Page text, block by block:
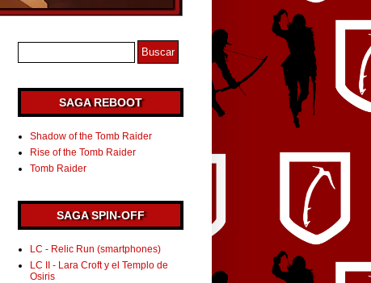
SAGA REBOOT
Shadow of the Tomb Raider
Rise of the Tomb Raider
Tomb Raider
SAGA SPIN-OFF
LC - Relic Run (smartphones)
LC II - Lara Croft y el Templo de
Osiris